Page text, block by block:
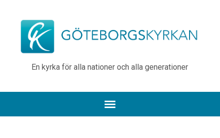
En kyrka för alla nationer och alla generationer